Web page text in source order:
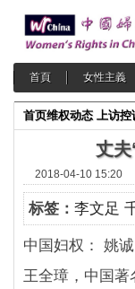
首頁 女性主義
首页维权动态 上访控
丈
2018-04-10 15:20
标签： 李文足
中国妇权： 姚诚
王全璋，中国著